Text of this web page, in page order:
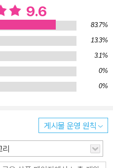
게 되고, 그다음에는 뽑기 기계
자이 시선으로 희수를 바라보며,
건강하게 자신의 삶을 살 수 있
을 작가는 환상성이 가득한 이
.
9.6
83.7%
13.3%
3.1%
0%
0%
게시물 운영 원칙
리